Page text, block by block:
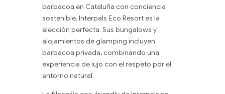
barbacoa en Cataluña con conciencia
sostenible, Interpals Eco Resort es la
elección perfecta. Sus bungalows y
alojamientos de glamping incluyen
barbacoa privada, combinando una
experiencia de lujo con el respeto por el
entorno natural.